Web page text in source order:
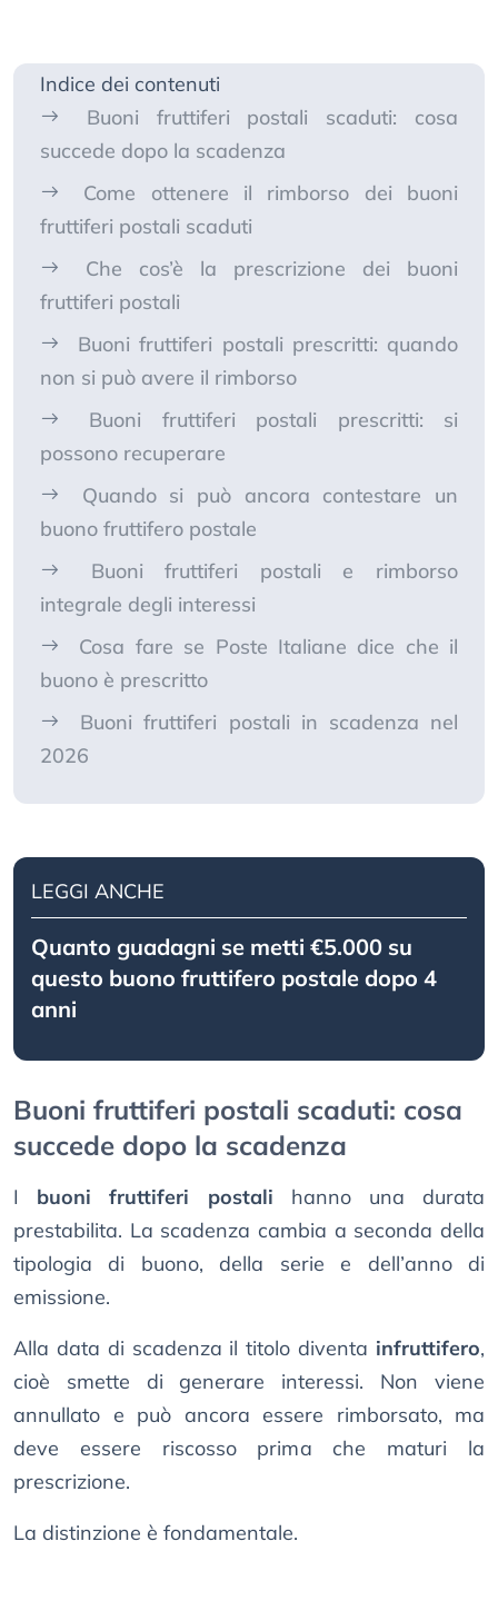
Indice dei contenuti
Buoni fruttiferi postali scaduti: cosa
succede dopo la scadenza
Come ottenere il rimborso dei buoni
fruttiferi postali scaduti
Che cos’è la prescrizione dei buoni
fruttiferi postali
Buoni fruttiferi postali prescritti: quando
non si può avere il rimborso
Buoni fruttiferi postali prescritti: si
possono recuperare
Quando si può ancora contestare un
buono fruttifero postale
Buoni fruttiferi postali e rimborso
integrale degli interessi
Cosa fare se Poste Italiane dice che il
buono è prescritto
Buoni fruttiferi postali in scadenza nel
2026
LEGGI ANCHE
Quanto guadagni se metti €5.000 su
questo buono fruttifero postale dopo 4
anni
Buoni fruttiferi postali scaduti: cosa
succede dopo la scadenza
I buoni fruttiferi postali hanno una durata
prestabilita. La scadenza cambia a seconda della
tipologia di buono, della serie e dell’anno di
emissione.
Alla data di scadenza il titolo diventa infruttifero,
cioè smette di generare interessi. Non viene
annullato e può ancora essere rimborsato, ma
deve essere riscosso prima che maturi la
prescrizione.
La distinzione è fondamentale.